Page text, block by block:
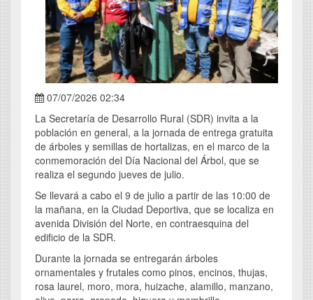
07/07/2026 02:34
La Secretaría de Desarrollo Rural (SDR) invita a la
población en general, a la jornada de entrega gratuita
de árboles y semillas de hortalizas, en el marco de la
conmemoración del Día Nacional del Árbol, que se
realiza el segundo jueves de julio.
Se llevará a cabo el 9 de julio a partir de las 10:00 de
la mañana, en la Ciudad Deportiva, que se localiza en
avenida División del Norte, en contraesquina del
edificio de la SDR.
Durante la jornada se entregarán árboles
ornamentales y frutales como pinos, encinos, thujas,
rosa laurel, moro, mora, huizache, alamillo, manzano,